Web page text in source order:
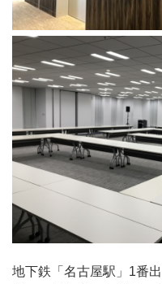
地下鉄「名古屋駅」1番